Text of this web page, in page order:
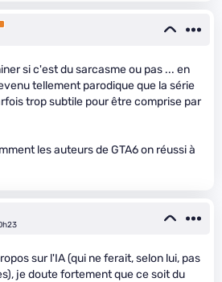
si c'est du sarcasme ou pas ... en
tellement parodique que la série
trop subtile pour être comprise par
les auteurs de GTA6 on réussi à
sur l'IA (qui ne ferait, selon lui, pas
je doute fortement que ce soit du